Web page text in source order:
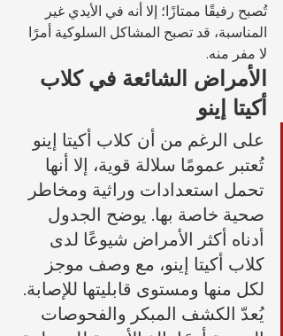
تُصبح رفيقًا ممتازًا؛ إلا أنه في الأيدي غير
المناسبة، قد تصبح المشاكل السلوكية أمرًا
لا مفر منه.
الأمراض الشائعة في كلاب
أكيتا إينو
على الرغم من أن كلاب أكيتا إينو
تُعتبر عمومًا سلالة قوية، إلا أنها
تحمل استعدادات وراثية ومخاطر
صحية خاصة بها. يوضح الجدول
أدناه أكثر الأمراض شيوعًا لدى
كلاب أكيتا إينو، مع وصف موجز
لكل منها ومستوى قابليتها للإصابة.
يُعدّ الكشف المبكر والفحوصات